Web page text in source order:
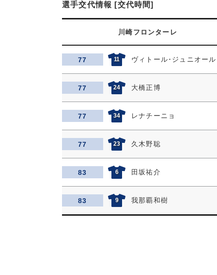
選手交代情報 [交代時間]
川崎フロンターレ
77 11 ヴィトール･ジュニオール
77 24 大橋正博
77 34 レナチーニョ
77 23 久木野聡
83 6 田坂祐介
83 9 我那覇和樹